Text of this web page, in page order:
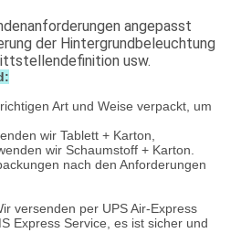
angepasst
der Hintergrundbeleuchtung
usw.
Art und Weise verpackt, um
wir Tablett + Karton,
wir Schaumstoff + Karton.
nach den Anforderungen
versenden per UPS Air-Express
Express Service, es ist sicher und